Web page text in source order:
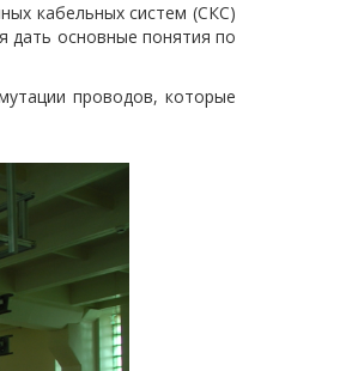
кабельных систем (СКС)
дать основные понятия по
проводов, которые